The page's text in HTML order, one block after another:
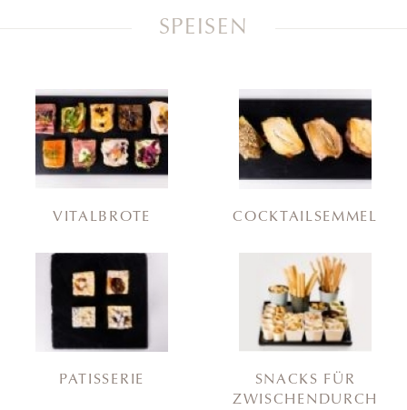
SPEISEN
VITALBROTE COCKTAILSEMMEL
PATISSERIE
SNACKS FÜR
ZWISCHENDURCH